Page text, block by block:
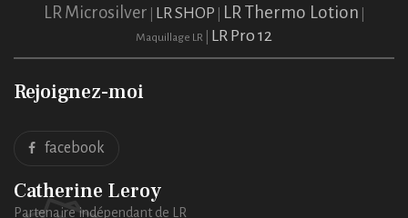
LR Microsilver LR SHOP LR Thermo Lotion
Maquillage LR
LR Pro 12
Rejoignez-moi
facebook
Catherine Leroy
Partenaire indépendant de LR